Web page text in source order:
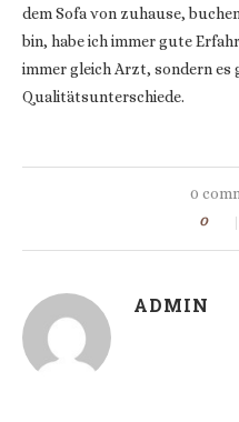
dem Sofa von zuhause,
bin, habe ich immer gute
immer gleich Arzt, sondern es
Qualitätsunterschiede.
0
0
ADMIN